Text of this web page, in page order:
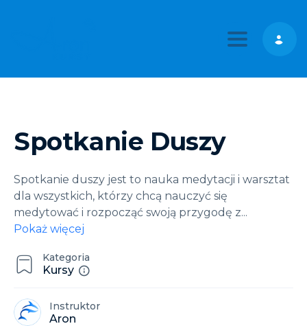
Toggle
Kategoria
Kursy
Instruktor
Aron
Spotkanie Duszy
Spotkanie duszy jest to nauka medytacji i warsztat
dla wszystkich, którzy chcą nauczyć się
medytować i rozpocząć swoją przygodę z...
Pokaż więcej